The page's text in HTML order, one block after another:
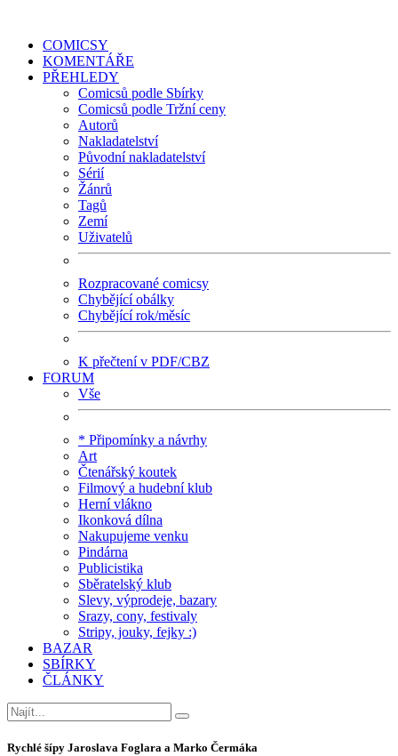
COMICSY
KOMENTÁŘE
PŘEHLEDY
Comicsů podle Sbírky
Comicsů podle Tržní ceny
Autorů
Nakladatelství
Původní nakladatelství
Sérií
Žánrů
Tagů
Zemí
Uživatelů
Rozpracované comicsy
Chybějící obálky
Chybějící rok/měsíc
K přečtení v PDF/CBZ
FORUM
Vše
* Připomínky a návrhy
Art
Čtenářský koutek
Filmový a hudební klub
Herní vlákno
Ikonková dílna
Nakupujeme venku
Pindárna
Publicistika
Sběratelský klub
Slevy, výprodeje, bazary
Srazy, cony, festivaly
Stripy, jouky, fejky :)
BAZAR
SBÍRKY
ČLÁNKY
Rychlé šípy Jaroslava Foglara a Marko Čermáka